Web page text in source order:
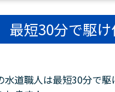
最短30分で駆け
水道職人は最短30分で駆